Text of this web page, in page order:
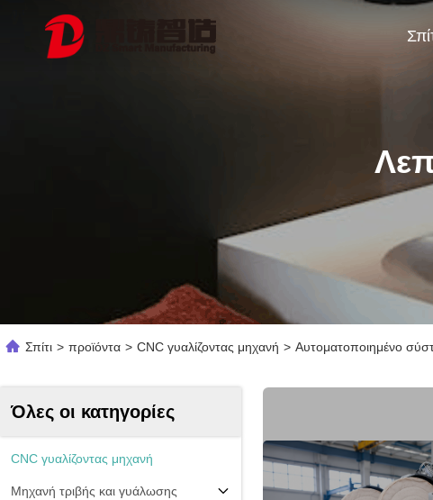
Σπίτι > προϊόντα > CNC γυαλίζοντας μηχανή > Αυτοματοποιημένο
Όλες οι κατηγορίες
CNC γυαλίζοντας μηχανή
Μηχανή τριβής και γυάλωσης